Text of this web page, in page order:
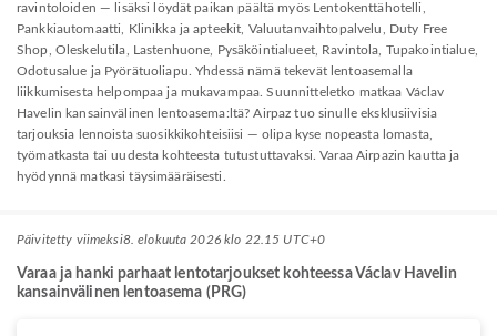
ravintoloiden — lisäksi löydät paikan päältä myös Lentokenttähotelli,
Pankkiautomaatti, Klinikka ja apteekit, Valuutanvaihtopalvelu, Duty Free
Shop, Oleskelutila, Lastenhuone, Pysäköintialueet, Ravintola, Tupakointialue,
Odotusalue ja Pyörätuoliapu. Yhdessä nämä tekevät lentoasemalla
liikkumisesta helpompaa ja mukavampaa. Suunnitteletko matkaa Václav
Havelin kansainvälinen lentoasema:ltä? Airpaz tuo sinulle eksklusiivisia
tarjouksia lennoista suosikkikohteisiisi — olipa kyse nopeasta lomasta,
työmatkasta tai uudesta kohteesta tutustuttavaksi. Varaa Airpazin kautta ja
hyödynnä matkasi täysimääräisesti.
Päivitetty viimeksi8. elokuuta 2026 klo 22.15 UTC+0
Varaa ja hanki parhaat lentotarjoukset kohteessa Václav Havelin
kansainvälinen lentoasema (PRG)